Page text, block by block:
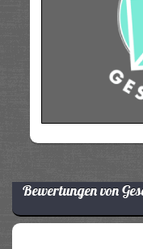
Bewertungen von